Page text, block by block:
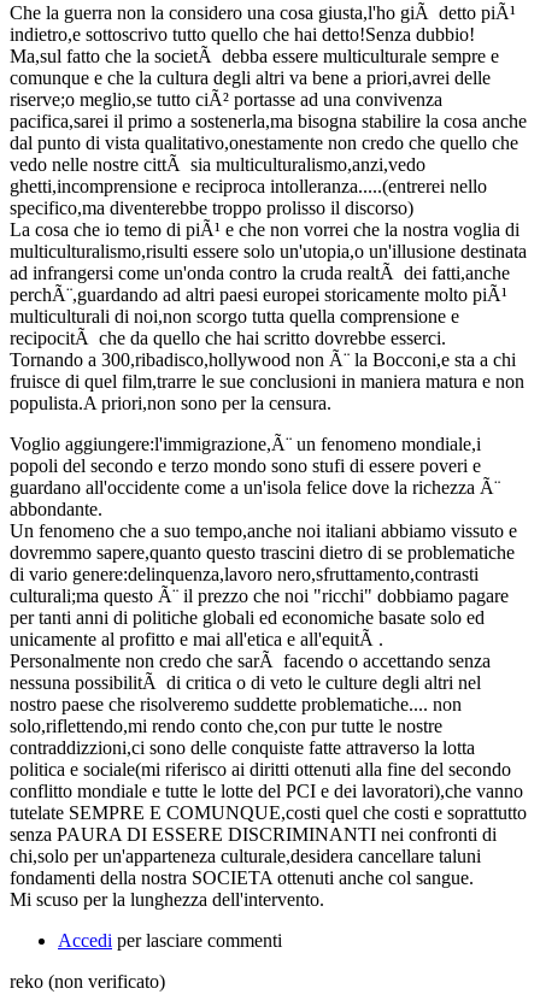
Che la guerra non la considero una cosa giusta,l'ho giÃ detto piÃ¹
indietro,e sottoscrivo tutto quello che hai detto!Senza dubbio!
Ma,sul fatto che la societÃ debba essere multiculturale sempre e
comunque e che la cultura degli altri va bene a priori,avrei delle
riserve;o meglio,se tutto ciÃ² portasse ad una convivenza
pacifica,sarei il primo a sostenerla,ma bisogna stabilire la cosa anche
dal punto di vista qualitativo,onestamente non credo che quello che
vedo nelle nostre cittÃ sia multiculturalismo,anzi,vedo
ghetti,incomprensione e reciproca intolleranza.....(entrerei nello
specifico,ma diventerebbe troppo prolisso il discorso)
La cosa che io temo di piÃ¹ e che non vorrei che la nostra voglia di
multiculturalismo,risulti essere solo un'utopia,o un'illusione destinata
ad infrangersi come un'onda contro la cruda realtÃ dei fatti,anche
perchÃ¨,guardando ad altri paesi europei storicamente molto piÃ¹
multiculturali di noi,non scorgo tutta quella comprensione e
recipocitÃ che da quello che hai scritto dovrebbe esserci.
Tornando a 300,ribadisco,hollywood non Ã¨ la Bocconi,e sta a chi
fruisce di quel film,trarre le sue conclusioni in maniera matura e non
populista.A priori,non sono per la censura.
Voglio aggiungere:l'immigrazione,Ã¨ un fenomeno mondiale,i
popoli del secondo e terzo mondo sono stufi di essere poveri e
guardano all'occidente come a un'isola felice dove la richezza Ã¨
abbondante.
Un fenomeno che a suo tempo,anche noi italiani abbiamo vissuto e
dovremmo sapere,quanto questo trascini dietro di se problematiche
di vario genere:delinquenza,lavoro nero,sfruttamento,contrasti
culturali;ma questo Ã¨ il prezzo che noi "ricchi" dobbiamo pagare
per tanti anni di politiche globali ed economiche basate solo ed
unicamente al profitto e mai all'etica e all'equitÃ .
Personalmente non credo che sarÃ facendo o accettando senza
nessuna possibilitÃ di critica o di veto le culture degli altri nel
nostro paese che risolveremo suddette problematiche.... non
solo,riflettendo,mi rendo conto che,con pur tutte le nostre
contraddizzioni,ci sono delle conquiste fatte attraverso la lotta
politica e sociale(mi riferisco ai diritti ottenuti alla fine del secondo
conflitto mondiale e tutte le lotte del PCI e dei lavoratori),che vanno
tutelate SEMPRE E COMUNQUE,costi quel che costi e soprattutto
senza PAURA DI ESSERE DISCRIMINANTI nei confronti di
chi,solo per un'apparteneza culturale,desidera cancellare taluni
fondamenti della nostra SOCIETA ottenuti anche col sangue.
Mi scuso per la lunghezza dell'intervento.
Accedi per lasciare commenti
reko (non verificato)